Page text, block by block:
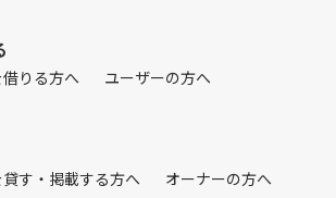
りる方へ ユーザーの方へ
す・掲載する方へ オーナーの方へ